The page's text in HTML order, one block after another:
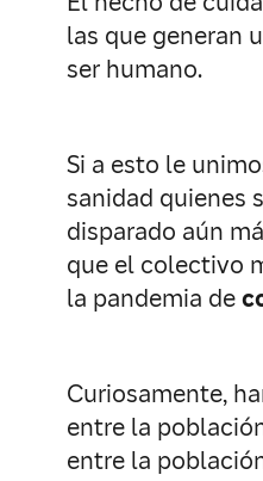
las que generan
ser humano.
Si a esto le
sanidad quienes
disparado aún
que el colectivo
la pandemia de
Curiosamente,
entre la
entre la